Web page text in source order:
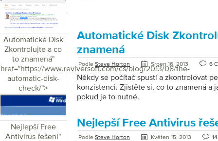
Automatické Disk
Zkontrolujte a co
to znamená"
href="https://www.reviversoft.com/cs/blog/2013/08/the-
automatic-disk-
check/">
Automatické Disk
znamená
Podle Steve Horton Srpen 16, 2013 6
Někdy se počítač spustí a zkontrolovat
konzistenci. Zjistěte si, co to znamená a
pokud je to nutné.
Nejlepší Free
Antivirus řešení"
Nejlepší Free Antivirus
Podle Steve Horton Květen 15, 2013